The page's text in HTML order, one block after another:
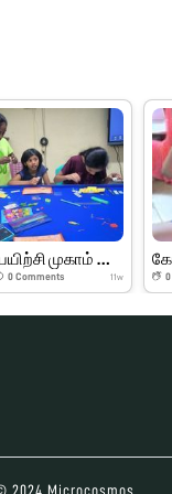
0Comments 11w 0